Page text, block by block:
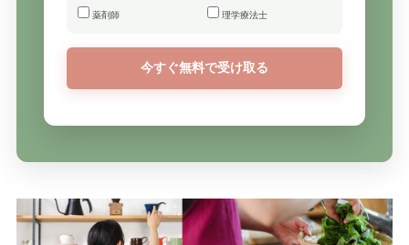
薬剤師 理学療法士
今すぐ無料で受け取る